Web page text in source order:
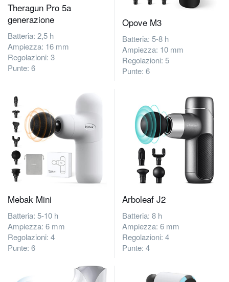
Theragun Pro 5a
generazione
Batteria: 2,5 h
Ampiezza: 16 mm
Regolazioni: 3
Punte: 6
Opove M3
Batteria: 5-8 h
Ampiezza: 10 mm
Regolazioni: 5
Punte: 6
Mebak Mini
Batteria: 5-10 h
Ampiezza: 6 mm
Regolazioni: 4
Punte: 6
Arboleaf ‎J2
Batteria: 8 h
Ampiezza: 6 mm
Regolazioni: 4
Punte: 4